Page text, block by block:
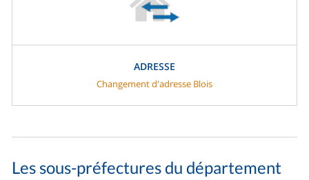
ADRESSE
Changement d'adresse Blois
Les sous-préfectures du département